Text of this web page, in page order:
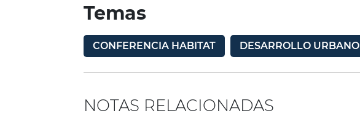
Temas
CONFERENCIA HABITAT DESARROLLO URBANO
NOTAS RELACIONADAS